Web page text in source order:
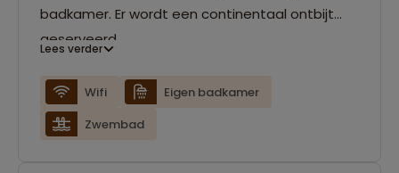
badkamer. Er wordt een continentaal ontbijt
geserveerd.
Lees verder
Wifi
Eigen badkamer
Zwembad